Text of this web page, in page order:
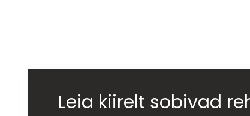
Leia kiirelt sobivad